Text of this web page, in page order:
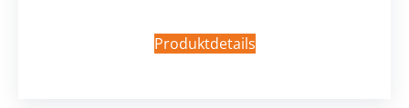
Produktdetails